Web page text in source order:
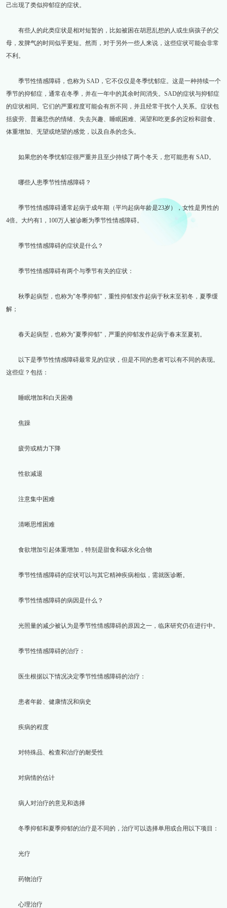
己出现了类似抑郁症的症状。
有些人的此类症状是相对短暂的，比如被困在胡思乱想的人或生病孩子的父
母，发脾气的时间似乎更短。然而，对于另外一些人来说，这些症状可能会非常
不利。
季节性情感障碍，也称为 SAD，它不仅仅是冬季忧郁症。这是一种持续一个
季节的抑郁症，通常在冬季，并在一年中的其余时间消失。SAD的症状与抑郁症
的症状相同。它们的严重程度可能会有所不同，并且经常干扰个人关系。症状包
括疲劳、普遍悲伤的情绪、失去兴趣、睡眠困难、渴望和吃更多的淀粉和甜食、
体重增加、无望或绝望的感觉，以及自杀的念头。
如果您的冬季忧郁症很严重并且至少持续了两个冬天，您可能患有 SAD。
哪些人患季节性情感障碍？
季节性情感障碍通常起病于成年期（平均起病年龄是23岁），女性是男性的
4倍。大约有1，100万人被诊断为季节性情感障碍。
季节性情感障碍的症状是什么？
季节性情感障碍有两个与季节有关的症状：
秋季起病型，也称为"冬季抑郁"，重性抑郁发作起病于秋末至初冬，夏季缓
解；
春天起病型，也称为"夏季抑郁"，严重的抑郁发作起病于春末至夏初。
以下是季节性情感障碍最常见的症状，但是不同的患者可以有不同的表现。
这些症？包括：
睡眠增加和白天困倦
焦躁
疲劳或精力下降
性欲减退
注意集中困难
清晰思维困难
食欲增加引起体重增加，特别是甜食和碳水化合物
季节性情感障碍的症状可以与其它精神疾病相似，需就医诊断。
季节性情感障碍的病因是什么？
光照量的减少被认为是季节性情感障碍的原因之一，临床研究仍在进行中。
季节性情感障碍的治疗：
医生根据以下情况决定季节性情感障碍的治疗：
患者年龄、健康情况和病史
疾病的程度
对特殊品、检查和治疗的耐受性
对病情的估计
病人对治疗的意见和选择
冬季抑郁和夏季抑郁的治疗是不同的，治疗可以选择单用或合用以下项目：
光疗
药物治疗
心理治疗